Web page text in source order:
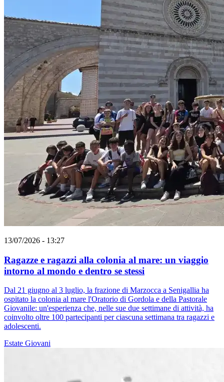
13/07/2026 - 13:27
Ragazze e ragazzi alla colonia al mare: un viaggio
intorno al mondo e dentro se stessi
Dal 21 giugno al 3 luglio, la frazione di Marzocca a Senigallia ha
ospitato la colonia al mare l'Oratorio di Gordola e della Pastorale
Giovanile: un'esperienza che, nelle sue due settimane di attività, ha
coinvolto oltre 100 partecipanti per ciascuna settimana tra ragazzi e
adolescenti.
Estate Giovani